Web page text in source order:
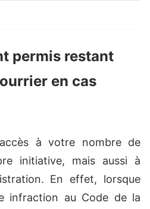
permis restant
en cas
à votre nombre de
initiative, mais aussi à
En effet, lorsque
infraction au Code de la